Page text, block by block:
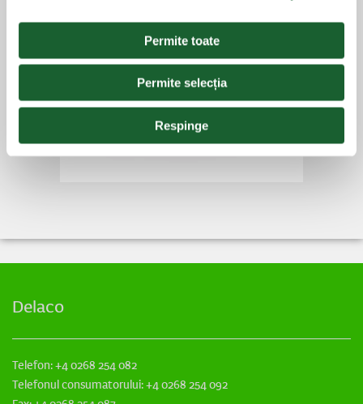
Permite toate
Permite selecția
Respinge
Delaco
Telefon: +4 0268 254 082
Telefonul consumatorului: +4 0268 254 092